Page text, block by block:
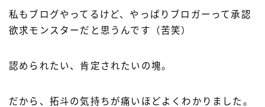
私もブログやってるけど、やっぱりブロガーって承認
欲求モンスターだと思うんです（苦笑）
認められたい、肯定されたいの塊。
だから、拓斗の気持ちが痛いほどよくわかりました。